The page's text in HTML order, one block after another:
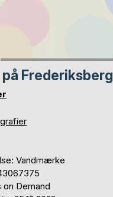
Frederiksberg
Vandmærke
on Demand